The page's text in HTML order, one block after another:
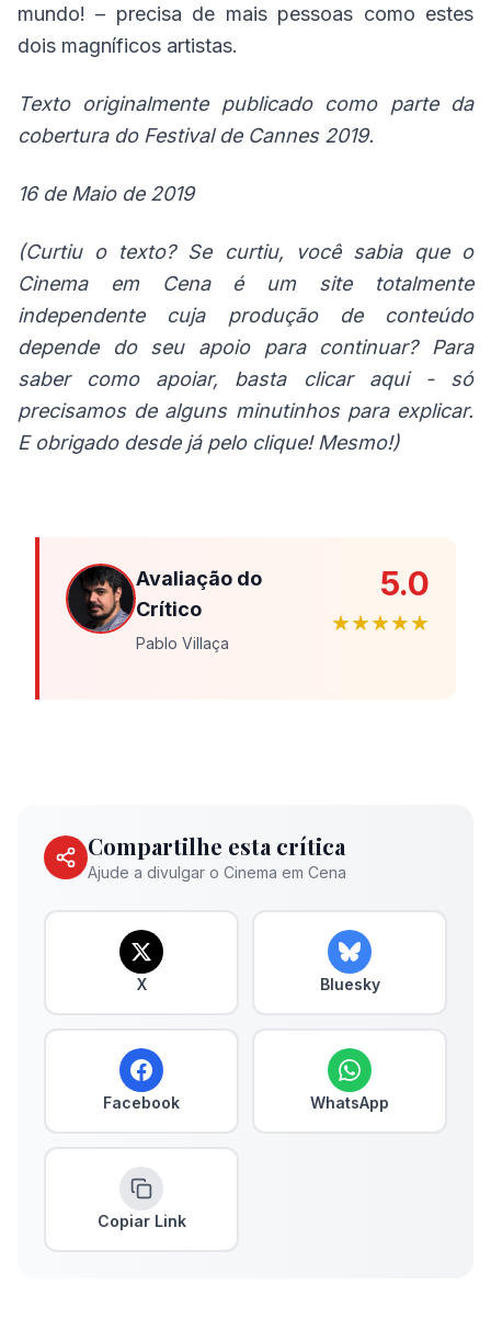
mundo! – precisa de mais pessoas como estes
dois magníficos artistas.
Texto originalmente publicado como parte da
cobertura do Festival de Cannes 2019.
16 de Maio de 2019
(Curtiu o texto? Se curtiu, você sabia que o
Cinema em Cena é um site totalmente
independente cuja produção de conteúdo
depende do seu apoio para continuar? Para
saber como apoiar, basta
clicar aqui- só
precisamos de alguns minutinhos para explicar.
E obrigado desde já pelo clique! Mesmo!)
Avaliação do
Crítico
Pablo Villaça
5.0
★★★★★
Compartilhe esta crítica
Ajude a divulgar o Cinema em Cena
X Bluesky
Facebook WhatsApp
Copiar Link